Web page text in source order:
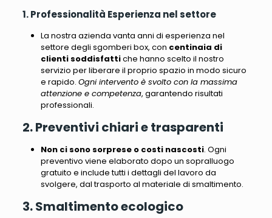
1. Professionalità Esperienza nel settore
La nostra azienda vanta anni di esperienza nel
settore degli sgomberi box, con centinaia di
clienti soddisfattiche hanno scelto il nostro
servizio per liberare il proprio spazio in modo sicuro
e rapido. Ogni intervento è svolto con la massima
attenzione e competenza, garantendo risultati
professionali.
2. Preventivi chiari e trasparenti
Non ci sono sorprese o costi nascosti. Ogni
preventivo viene elaborato dopo un sopralluogo
gratuito e include tutti i dettagli del lavoro da
svolgere, dal trasporto al materiale di smaltimento.
3. Smaltimento ecologico